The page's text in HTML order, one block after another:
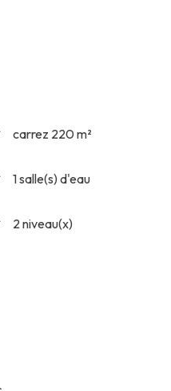
carrez 220 m²
1 salle(s) d'eau
2 niveau(x)